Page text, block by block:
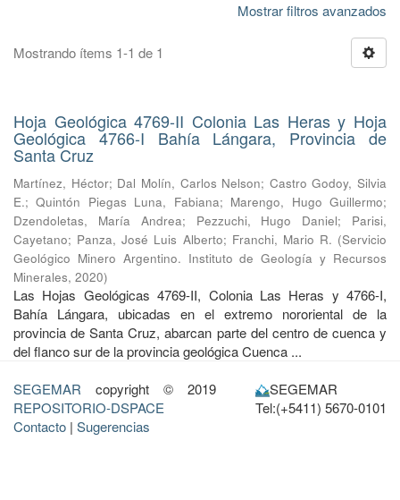
Mostrar filtros avanzados
Mostrando ítems 1-1 de 1
Hoja Geológica 4769-II Colonia Las Heras y Hoja
Geológica 4766-I Bahía Lángara, Provincia de
Santa Cruz
Martínez, Héctor; Dal Molín, Carlos Nelson; Castro Godoy, Silvia
E.;Quintón Piegas Luna, Fabiana; Marengo, Hugo Guillermo;
Dzendoletas, María Andrea; Pezzuchi, Hugo Daniel; Parisi,
Cayetano; Panza, José Luis Alberto; Franchi, Mario R. (Servicio
Geológico Minero Argentino. Instituto de Geología y Recursos
Minerales, 2020)
Las Hojas Geológicas 4769-II, Colonia Las Heras y 4766-I,
Bahía Lángara, ubicadas en el extremo nororiental de la
provincia de Santa Cruz, abarcan parte del centro de cuenca y
del flanco sur de la provincia geológica Cuenca ...
SEGEMAR copyright © 2019
REPOSITORIO-DSPACE
Contacto | Sugerencias
SEGEMAR
Tel:(+5411) 5670-0101